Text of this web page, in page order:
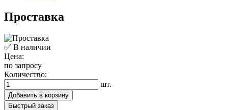
Проставка
✅ В наличии
Цена:
по запросу
Количество:
шт.
Добавить в корзину
Быстрый заказ